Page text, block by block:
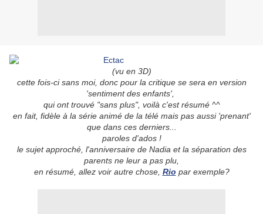
(vu en 3D)
cette fois-ci sans moi, donc pour la critique se sera en version
'sentiment des enfants',
qui ont trouvé "sans plus", voilà c'est résumé ^^
en fait, fidèle à la série animé de la télé mais pas aussi 'prenant'
que dans ces derniers...
paroles d'ados !
le sujet approché, l'anniversaire de Nadia et la séparation des
parents ne leur a pas plu,
en résumé, allez voir autre chose, Rio par exemple?